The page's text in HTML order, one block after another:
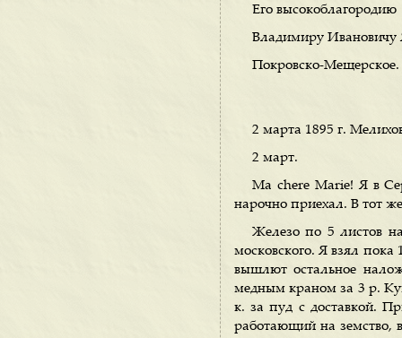
Его высокоблагородию
Владимиру Ивановичу
Покровско-Мещерское.
2 марта 1895 г.
2 март.
Ма chere Marie! Я в
нарочно приехал. В тот
Железо по 5 листов
московского. Я взял пока
вышлют остальное
медным краном за 3 р.
к. за пуд с доставкой.
работающий на земство,